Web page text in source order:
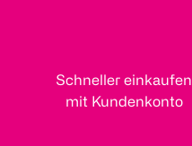
Schneller einkaufen
mit Kundenkonto